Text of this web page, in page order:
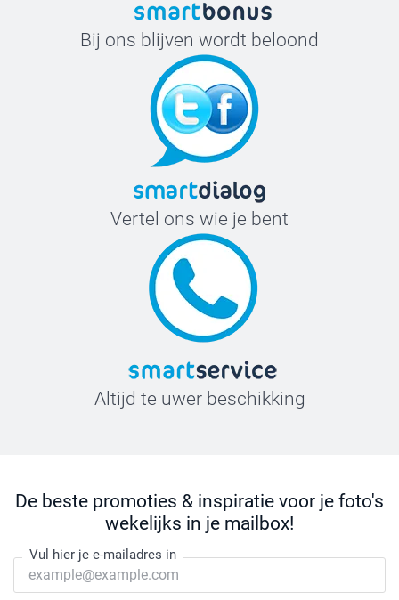
Bij ons blijven wordt beloond
Vertel ons wie je bent
Altijd te uwer beschikking
De beste promoties & inspiratie voor je foto's
wekelijks in je mailbox!
Vul hier je e-mailadres in